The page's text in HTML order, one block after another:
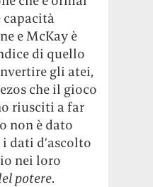
capacità
e McKay è
di quello
gli atei,
che il gioco
riusciti a far
non è dato
dati d’ascolto
nei loro
potere.